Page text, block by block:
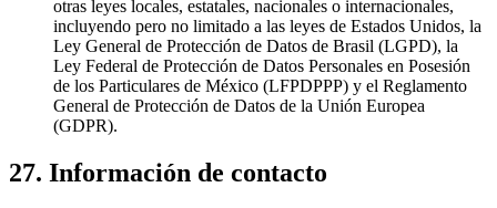
otras leyes locales, estatales, nacionales o internacionales,
incluyendo pero no limitado a las leyes de Estados Unidos, la
Ley General de Protección de Datos de Brasil (LGPD), la
Ley Federal de Protección de Datos Personales en Posesión
de los Particulares de México (LFPDPPP) y el Reglamento
General de Protección de Datos de la Unión Europea
(GDPR).
27. Información de contacto